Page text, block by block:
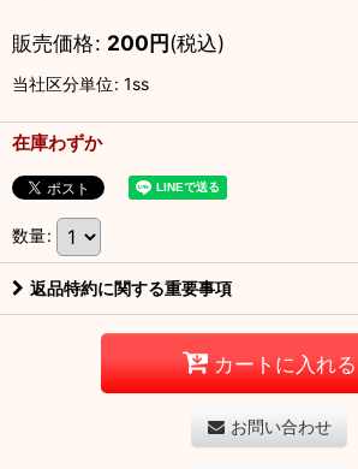
販売価格: 200円(税込)
当社区分単位: 1ss
在庫わずか
数量:
返品特約に関する重要事項
カートに入れる
お問い合わせ